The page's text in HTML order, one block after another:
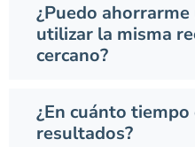
¿Puedo
utilizar la misma
cercano?
¿En cuánto
resultados?